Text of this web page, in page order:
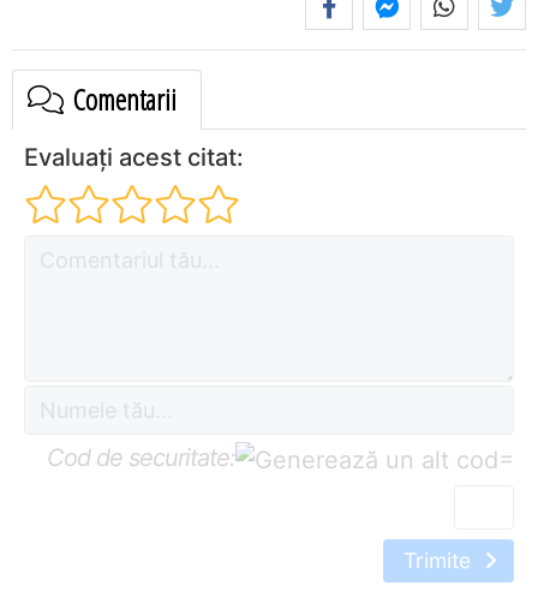
Comentarii
Evaluați acest citat:
Cod de securitate: =
Trimite